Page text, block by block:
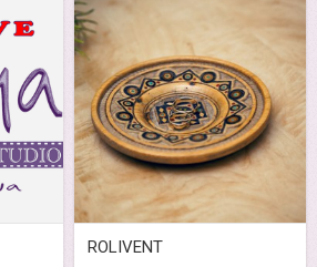
ROLIVENT